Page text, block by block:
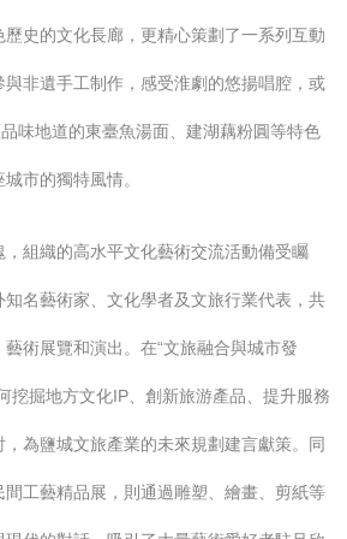
史的文化長廊，更精心策劃了一系列互動
非遺手工制作，感受淮劇的悠揚唱腔，或
味地道的東臺魚湯面、建湖藕粉圓等特色
市的獨特風情。
組織的高水平文化藝術交流活動備受矚
知名藝術家、文化學者及文旅行業代表，共
術展覽和演出。在“文旅融合與城市發
挖掘地方文化IP、創新旅游產品、提升服務
為鹽城文旅產業的未來規劃建言獻策。同
工藝精品展，則通過雕塑、繪畫、剪紙等